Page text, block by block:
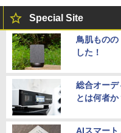
Special Site
鳥肌ものの
した！
総合オー
とは何者か
AIスマー